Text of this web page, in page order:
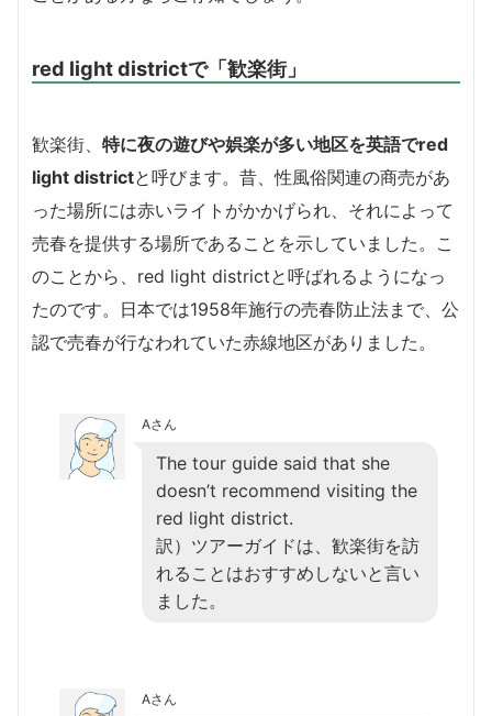
red light districtで「歓楽街」
歓楽街、 特に夜の遊びや娯楽が多い地区を英語でred
light districtと呼びます。昔、性風俗関連の商売があ
った場所には赤いライトがかかげられ、それによって
売春を提供する場所であることを示していました。こ
のことから、red light districtと呼ばれるようになっ
たのです。日本では1958年施行の売春防止法まで、公
認で売春が行なわれていた赤線地区がありました。
Aさん
The tour guide said that she
doesn’t recommend visiting the
red light district.
訳）ツアーガイドは、歓楽街を訪
れることはおすすめしないと言い
ました。
Aさん